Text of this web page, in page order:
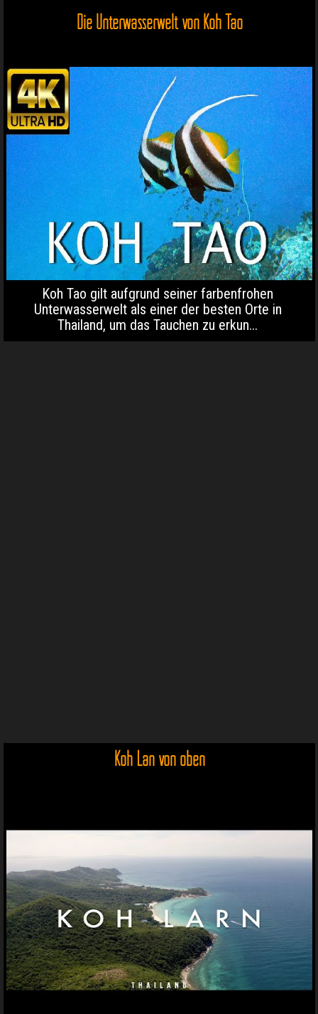
Die Unterwasserwelt von Koh Tao
Koh Tao gilt aufgrund seiner farbenfrohen
Unterwasserwelt als einer der besten Orte in
Thailand, um das Tauchen zu erkun...
Koh Lan von oben